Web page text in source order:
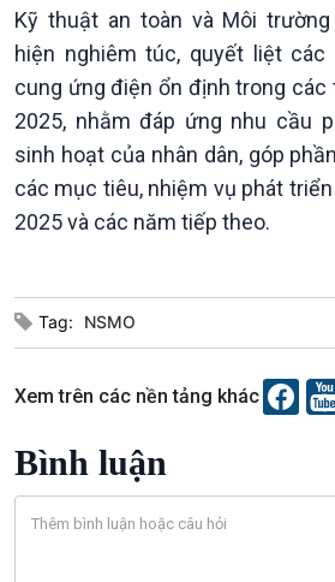
10
Câu
Đối
Diễn
Kỹ thuật an toàn và Môi
hiện nghiêm túc, quyết liệt
cung ứng điện ổn định trong các
2025, nhằm đáp ứng nhu cầu
sinh hoạt của nhân dân, góp
các mục tiêu, nhiệm vụ phát
2025 và các năm tiếp theo.
Tag: NSMO
Xem trên các nền tảng khác
Bình luận